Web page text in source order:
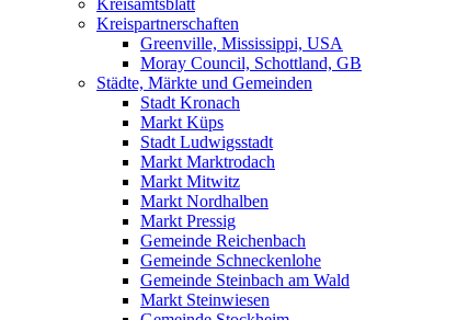
Kreisamtsblatt
Kreispartnerschaften
Greenville, Mississippi, USA
Moray Council, Schottland, GB
Städte, Märkte und Gemeinden
Stadt Kronach
Markt Küps
Stadt Ludwigsstadt
Markt Marktrodach
Markt Mitwitz
Markt Nordhalben
Markt Pressig
Gemeinde Reichenbach
Gemeinde Schneckenlohe
Gemeinde Steinbach am Wald
Markt Steinwiesen